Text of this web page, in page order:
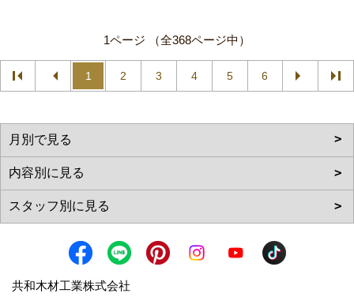
1ページ （全368ページ中）
1 2 3 4 5 6
共和木材工業株式会社